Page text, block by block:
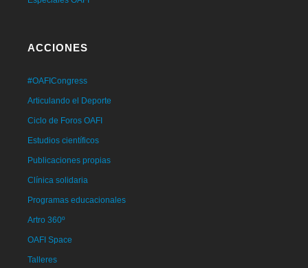
ACCIONES
#OAFICongress
Articulando el Deporte
Ciclo de Foros OAFI
Estudios científicos
Publicaciones propias
Clínica solidaria
Programas educacionales
Artro 360º
OAFI Space
Talleres